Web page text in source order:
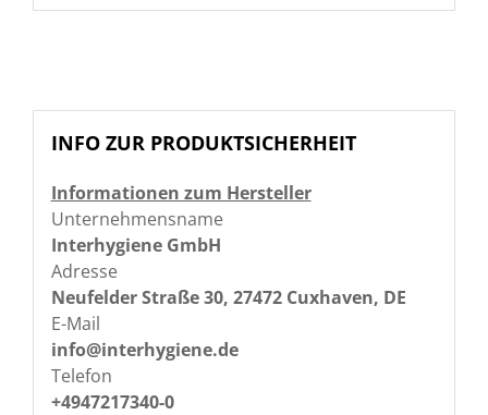
INFO ZUR PRODUKTSICHERHEIT
Informationen zum Hersteller
Unternehmensname
Interhygiene GmbH
Adresse
Neufelder Straße 30, 27472 Cuxhaven, DE
E-Mail
info@interhygiene.de
Telefon
+4947217340-0